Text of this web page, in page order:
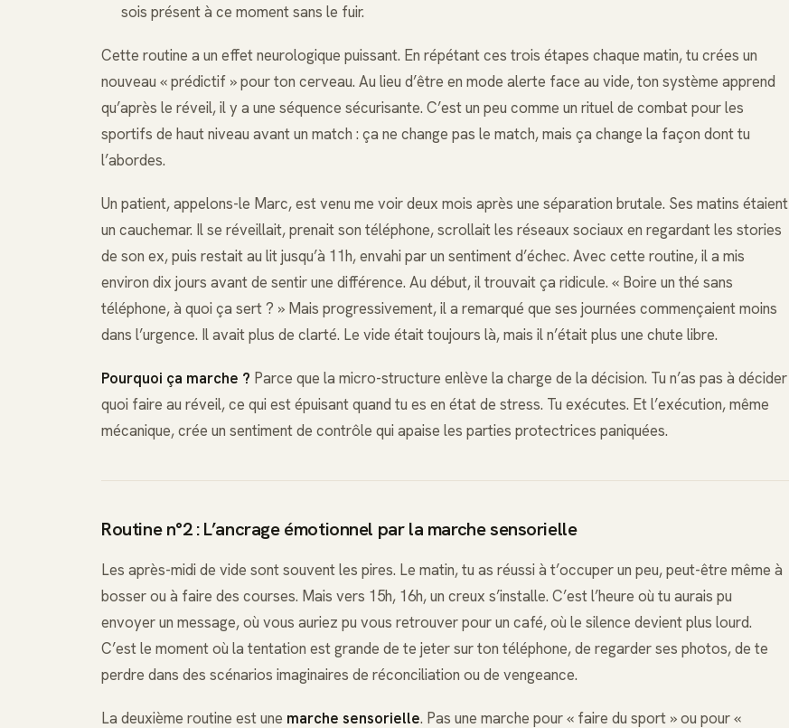
sois présent à ce moment sans le fuir.
Cette routine a un effet neurologique puissant. En répétant ces trois étapes chaque matin, tu crées un
nouveau « prédictif » pour ton cerveau. Au lieu d’être en mode alerte face au vide, ton système apprend
qu’après le réveil, il y a une séquence sécurisante. C’est un peu comme un rituel de combat pour les
sportifs de haut niveau avant un match : ça ne change pas le match, mais ça change la façon dont tu
l’abordes.
Un patient, appelons-le Marc, est venu me voir deux mois après une séparation brutale. Ses matins étaient
un cauchemar. Il se réveillait, prenait son téléphone, scrollait les réseaux sociaux en regardant les stories
de son ex, puis restait au lit jusqu’à 11h, envahi par un sentiment d’échec. Avec cette routine, il a mis
environ dix jours avant de sentir une différence. Au début, il trouvait ça ridicule. « Boire un thé sans
téléphone, à quoi ça sert ? » Mais progressivement, il a remarqué que ses journées commençaient moins
dans l’urgence. Il avait plus de clarté. Le vide était toujours là, mais il n’était plus une chute libre.
Pourquoi ça marche ? Parce que la micro-structure enlève la charge de la décision. Tu n’as pas à décider
quoi faire au réveil, ce qui est épuisant quand tu es en état de stress. Tu exécutes. Et l’exécution, même
mécanique, crée un sentiment de contrôle qui apaise les parties protectrices paniquées.
Routine n°2 : L’ancrage émotionnel par la marche sensorielle
Les après-midi de vide sont souvent les pires. Le matin, tu as réussi à t’occuper un peu, peut-être même à
bosser ou à faire des courses. Mais vers 15h, 16h, un creux s’installe. C’est l’heure où tu aurais pu
envoyer un message, où vous auriez pu vous retrouver pour un café, où le silence devient plus lourd.
C’est le moment où la tentation est grande de te jeter sur ton téléphone, de regarder ses photos, de te
perdre dans des scénarios imaginaires de réconciliation ou de vengeance.
La deuxième routine est une marche sensorielle. Pas une marche pour « faire du sport » ou pour «